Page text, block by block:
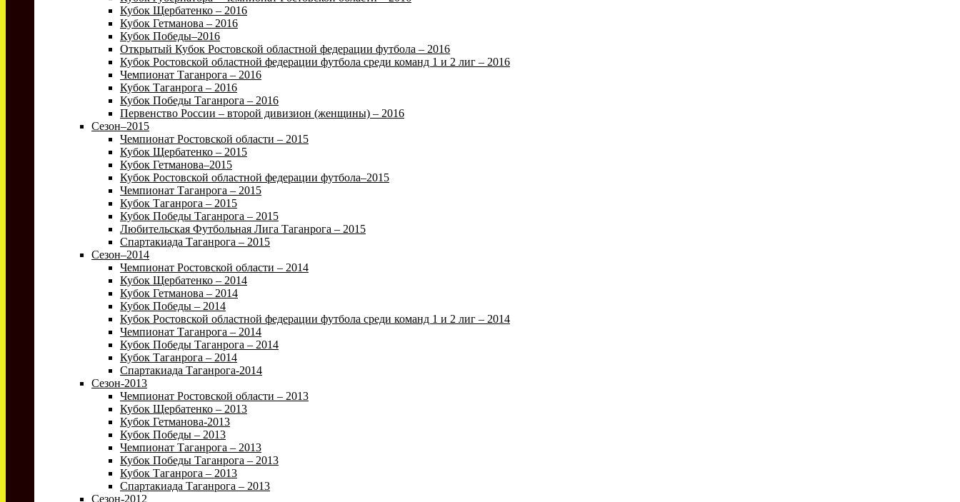
Кубок Щербатенко – 2016
Кубок Гетманова – 2016
Кубок Победы–2016
Открытый Кубок Ростовской областной федерации футбола – 2016
Кубок Ростовской областной федерации футбола среди команд 1 и 2 лиг – 2016
Чемпионат Таганрога – 2016
Кубок Таганрога – 2016
Кубок Победы Таганрога – 2016
Первенство России – второй дивизион (женщины) – 2016
Сезон–2015
Чемпионат Ростовской области – 2015
Кубок Щербатенко – 2015
Кубок Гетманова–2015
Кубок Ростовской областной федерации футбола–2015
Чемпионат Таганрога – 2015
Кубок Таганрога – 2015
Кубок Победы Таганрога – 2015
Любительская Футбольная Лига Таганрога – 2015
Спартакиада Таганрога – 2015
Сезон–2014
Чемпионат Ростовской области – 2014
Кубок Щербатенко – 2014
Кубок Гетманова – 2014
Кубок Победы – 2014
Кубок Ростовской областной федерации футбола среди команд 1 и 2 лиг – 2014
Чемпионат Таганрога – 2014
Кубок Победы Таганрога – 2014
Кубок Таганрога – 2014
Спартакиада Таганрога-2014
Сезон-2013
Чемпионат Ростовской области – 2013
Кубок Щербатенко – 2013
Кубок Гетманова-2013
Кубок Победы – 2013
Чемпионат Таганрога – 2013
Кубок Победы Таганрога – 2013
Кубок Таганрога – 2013
Спартакиада Таганрога – 2013
Сезон-2012